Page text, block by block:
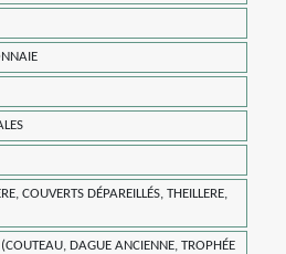
COUVERTS DÉPAREILLÉS, THEILLERE,
DAGUE ANCIENNE, TROPHÉE